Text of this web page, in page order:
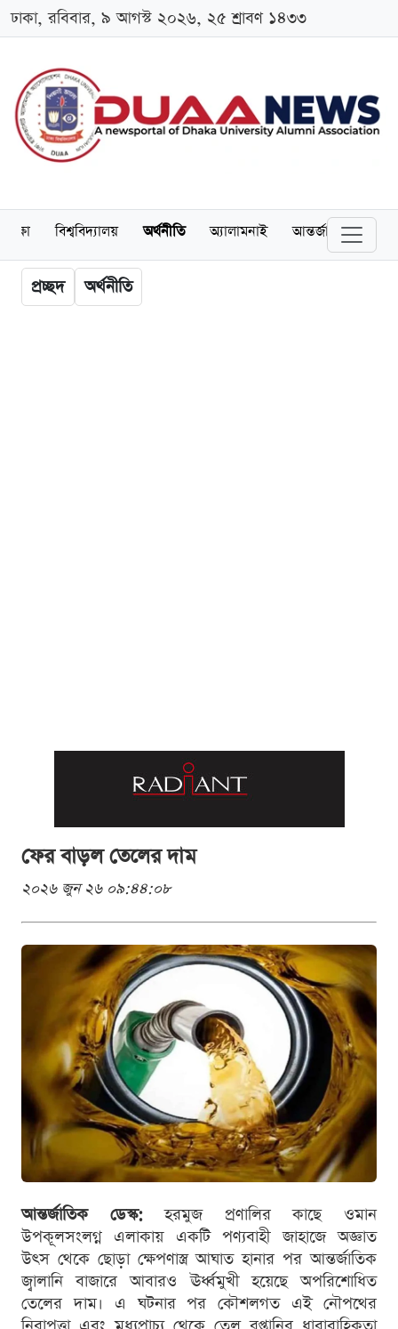
ঢাকা, রবিবার, ৯ আগস্ট ২০২৬, ২৫ শ্রাবণ ১৪৩৩
শিক্ষা বিশ্ববিদ্যালয় অর্থনীতি অ্যালামনাই আন্তর্জাতিক
প্রচ্ছদ অর্থনীতি
ফের বাড়ল তেলের দাম
২০২৬ জুন ২৬ ০৯:৪৪:০৮
আন্তর্জাতিক ডেস্ক:হরমুজ প্রণালির কাছে ওমান
উপকূলসংলগ্ন এলাকায় একটি পণ্যবাহী জাহাজে অজ্ঞাত
উৎস থেকে ছোড়া ক্ষেপণাস্ত্র আঘাত হানার পর আন্তর্জাতিক
জ্বালানি বাজারে আবারও ঊর্ধ্বমুখী হয়েছে অপরিশোধিত
তেলের দাম। এ ঘটনার পর কৌশলগত এই নৌপথের